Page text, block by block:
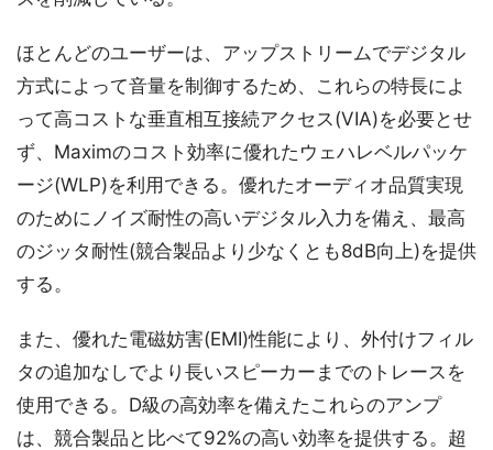
ほとんどのユーザーは、アップストリームでデジタル
方式によって音量を制御するため、これらの特長によ
って高コストな垂直相互接続アクセス(VIA)を必要とせ
ず、Maximのコスト効率に優れたウェハレベルパッケ
ージ(WLP)を利用できる。優れたオーディオ品質実現
のためにノイズ耐性の高いデジタル入力を備え、最高
のジッタ耐性(競合製品より少なくとも8dB向上)を提供
する。
また、優れた電磁妨害(EMI)性能により、外付けフィル
タの追加なしでより長いスピーカーまでのトレースを
使用できる。D級の高効率を備えたこれらのアンプ
は、競合製品と比べて92%の高い効率を提供する。超